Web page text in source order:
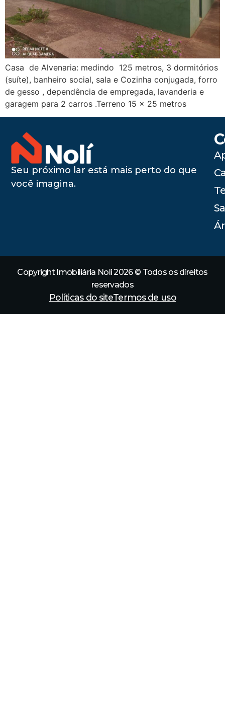
Casa de Alvenaria: medindo 125 metros, 3 dormitórios
(suíte), banheiro social, sala e Cozinha conjugada, forro
de gesso , dependência de empregada, lavanderia e
garagem para 2 carros .Terreno 15 x 25 metros
Seu próximo lar está mais perto do que
você imagina.
Copyright Imobiliária Noli 2026 © Todos os direitos
reservados
Políticas do siteTermos de uso